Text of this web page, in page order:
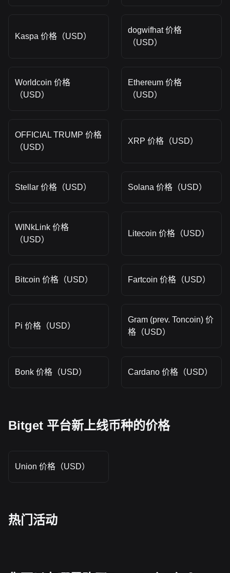
Kaspa 价格（USD）
dogwifhat 价格
（USD）
Worldcoin 价格
（USD）
Ethereum 价格
（USD）
OFFICIAL TRUMP 价格
（USD）
XRP 价格（USD）
Stellar 价格（USD） Solana 价格（USD）
WINkLink 价格
（USD）
Litecoin 价格（USD）
Bitcoin 价格（USD） Fartcoin 价格（USD）
Pi 价格（USD）
Gram (prev. Toncoin) 价
格（USD）
Bonk 价格（USD） Cardano 价格（USD）
Bitget 平台新上线币种的价格
Union 价格（USD）
热门活动